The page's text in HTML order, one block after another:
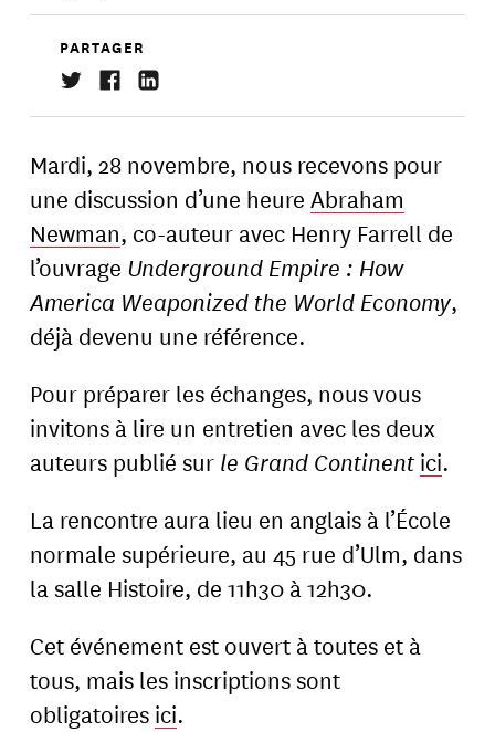
PARTAGER
Mardi, 28 novembre, nous recevons pour
une discussion d’une heureAbraham
Newman, co-auteur avec Henry Farrell de
l’ouvrage Underground Empire : How
America Weaponized the World Economy,
déjà devenu une référence.
Pour préparer les échanges, nous vous
invitons à lire un entretien avec les deux
auteurs publié sur le Grand Continent ici.
La rencontre aura lieu en anglais à l’École
normale supérieure, au 45 rue d’Ulm, dans
la salle Histoire, de 11h30 à 12h30.
Cet événement est ouvert à toutes et à
tous, mais les inscriptions sont
obligatoires ici.